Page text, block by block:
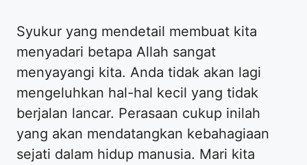
Syukur yang mendetail membuat kita
menyadari betapa Allah sangat
menyayangi kita. Anda tidak akan lagi
mengeluhkan hal-hal kecil yang tidak
berjalan lancar. Perasaan cukup inilah
yang akan mendatangkan kebahagiaan
sejati dalam hidup manusia. Mari kita